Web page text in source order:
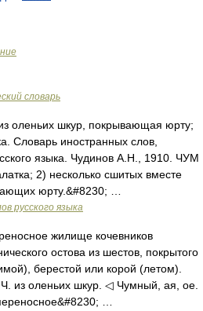
словарь
оленьих шкур, покрывающая юрту;
Словарь иностранных слов,
языка. Чудинов А.Н., 1910. ЧУМ
2) несколько сшитых вместе
юрту.&#8230; …
русского языка
жилище кочевников
остова из шестов, покрытого
берестой или корой (летом).
из оленьих шкур. ◁ Чумный, ая, ое.
…